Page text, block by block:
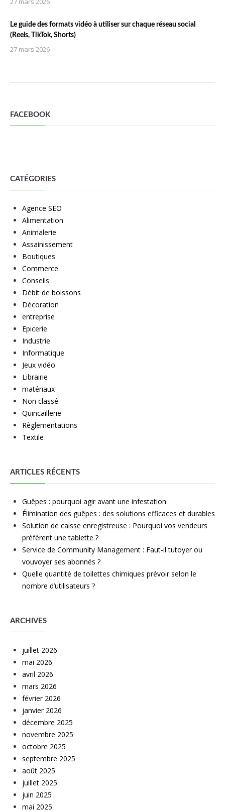
Le guide des formats vidéo à utiliser sur chaque réseau social
(Reels, TikTok, Shorts)
27 mars 2026
FACEBOOK
CATÉGORIES
Agence SEO
Alimentation
Animalerie
Assainissement
Boutiques
Commerce
Conseils
Débit de boissons
Décoration
entreprise
Epicerie
Industrie
Informatique
Jeux vidéo
Librairie
matériaux
Non classé
Quincaillerie
Règlementations
Textile
ARTICLES RÉCENTS
Guêpes : pourquoi agir avant une infestation
Élimination des guêpes : des solutions efficaces et durables
Solution de caisse enregistreuse : Pourquoi vos vendeurs
préfèrent une tablette ?
Service de Community Management : Faut-il tutoyer ou
vouvoyer ses abonnés ?
Quelle quantité de toilettes chimiques prévoir selon le
nombre d’utilisateurs ?
ARCHIVES
juillet 2026
mai 2026
avril 2026
mars 2026
février 2026
janvier 2026
décembre 2025
novembre 2025
octobre 2025
septembre 2025
août 2025
juillet 2025
juin 2025
mai 2025